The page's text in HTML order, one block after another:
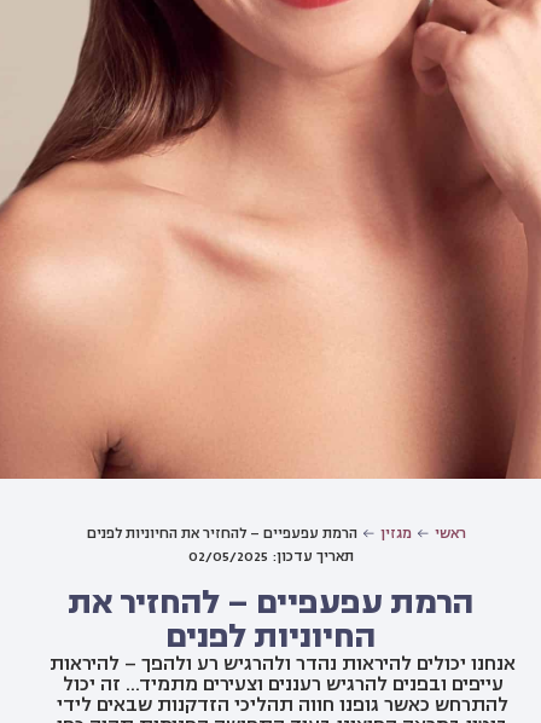
ראשי מגזין
הרמת עפעפיים – להחזיר את החיוניות לפנים
תאריך עדכון: 02/05/2025
הרמת עפעפיים – להחזיר את
החיוניות לפנים
אנחנו יכולים להיראות נהדר ולהרגיש רע ולהפך – להיראות
עייפים ובפנים להרגיש רעננים וצעירים מתמיד... זה יכול
להתרחש כאשר גופנו חווה תהליכי הזדקנות שבאים לידי